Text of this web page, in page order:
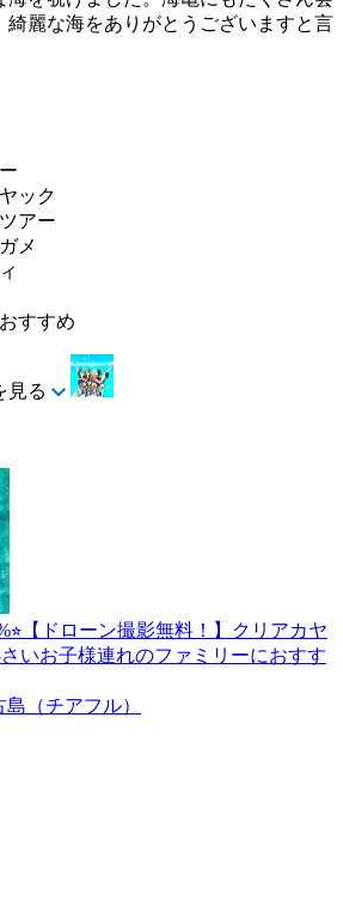
綺麗な海をありがとうございますと言
ック
アー
メ
すすめ
見る
【ドローン撮影無料！】クリアカヤ
いお子様連れのファミリーにおすす
島（チアフル）